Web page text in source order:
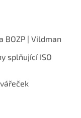
BOZP | Vildman
splňující ISO